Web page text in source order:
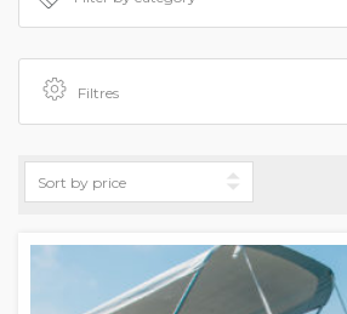
Filtres